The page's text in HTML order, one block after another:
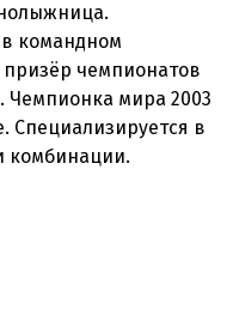
командном
призёр чемпионатов
Чемпионка мира 2003
Специализируется в
комбинации.